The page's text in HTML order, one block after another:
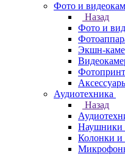
Фото и
Назад
Фото и
Экшн-
Аудиотехника
Назад
Наушники
Колонки и